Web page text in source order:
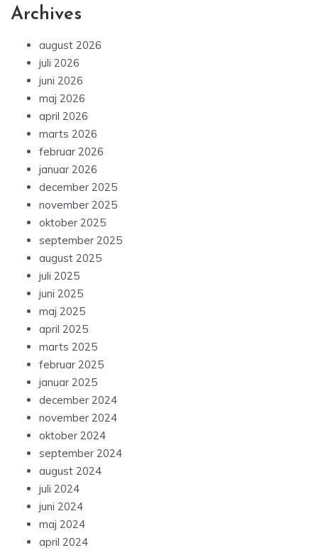
Archives
august 2026
juli 2026
juni 2026
maj 2026
april 2026
marts 2026
februar 2026
januar 2026
december 2025
november 2025
oktober 2025
september 2025
august 2025
juli 2025
juni 2025
maj 2025
april 2025
marts 2025
februar 2025
januar 2025
december 2024
november 2024
oktober 2024
september 2024
august 2024
juli 2024
juni 2024
maj 2024
april 2024